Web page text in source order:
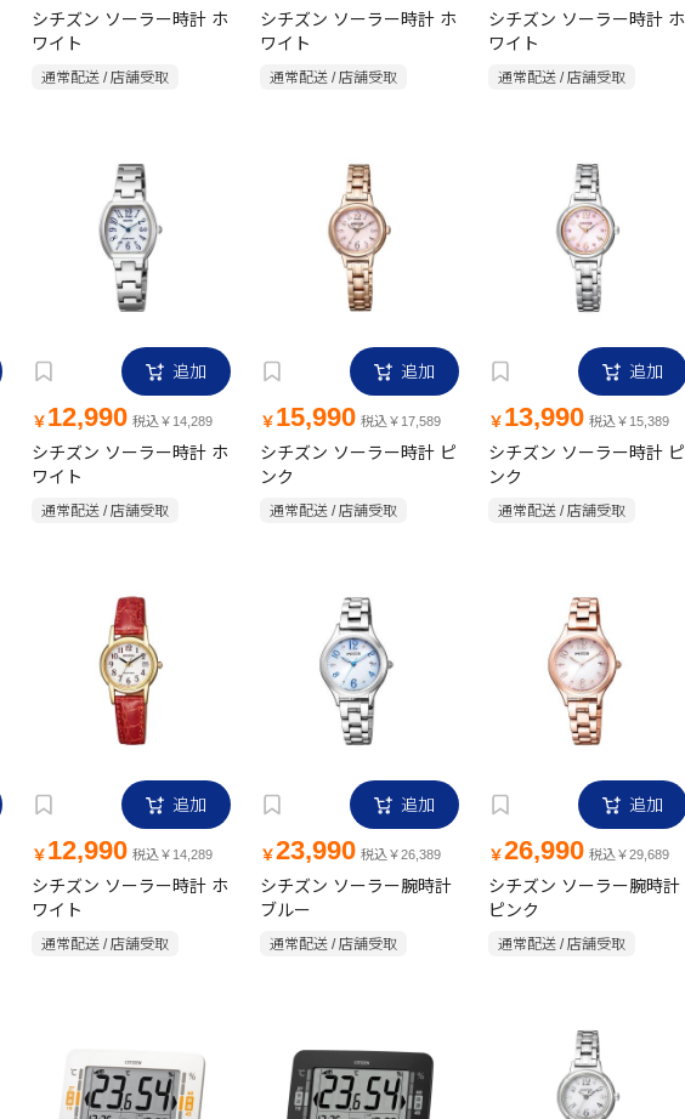
シチズン ソーラー時計 ホ
ワイト
通常配送 / 店舗受取
シチズン ソーラー時計 ホ
ワイト
通常配送 / 店舗受取
シチズン ソーラー時計 ホ
ワイト
通常配送 / 店舗受取
追加
￥ 12,990 税込￥14,289
シチズン ソーラー時計 ホ
ワイト
通常配送 / 店舗受取
追加
￥ 15,990 税込￥17,589
シチズン ソーラー時計 ピ
ンク
通常配送 / 店舗受取
追加
￥ 13,990 税込￥15,389
シチズン ソーラー時計 ピ
ンク
通常配送 / 店舗受取
追加
￥ 12,990 税込￥14,289
シチズン ソーラー時計 ホ
ワイト
通常配送 / 店舗受取
追加
￥23,990 税込￥26,389
シチズン ソーラー腕時計
ブルー
通常配送 / 店舗受取
追加
￥26,990 税込￥29,689
シチズン ソーラー腕時計
ピンク
通常配送 / 店舗受取